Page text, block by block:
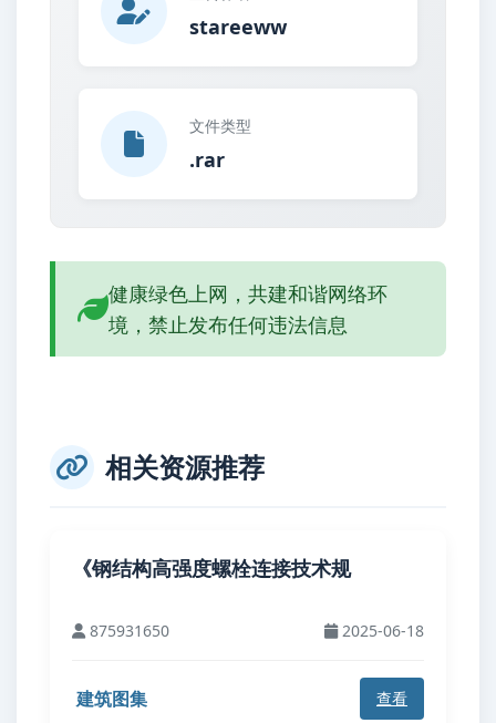
stareeww
文件类型
.rar
健康绿色上网，共建和谐网络环
境，禁止发布任何违法信息
相关资源推荐
《钢结构高强度螺栓连接技术规
875931650 2025-06-18
建筑图集 查看